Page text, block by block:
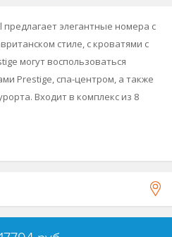
предлагает элегантные номера с
стиле, с кроватями с
могут воспользоваться
Prestige, спа-центром, а также
Входит в комплекс из 8
бассейны (часть из них с
солёное озеро, спа-центр,